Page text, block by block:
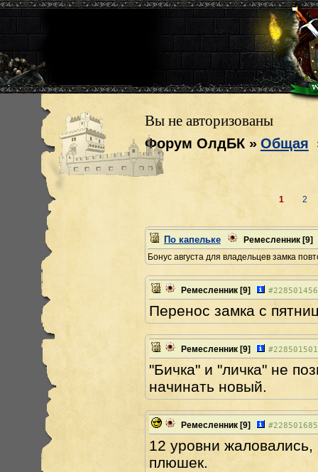
Вы не авторизованы
Форум ОлдБК» Общая
1 2
По капельке Ремесленник [9]
Бонус августа для владельцев замка
Ремесленник [9] #228501456
Перенос замка с
Ремесленник [9] #228501501
"Бичка" и "личка" не
начинать новый.
Ремесленник [9] #228501685
12 уровни
плюшек.